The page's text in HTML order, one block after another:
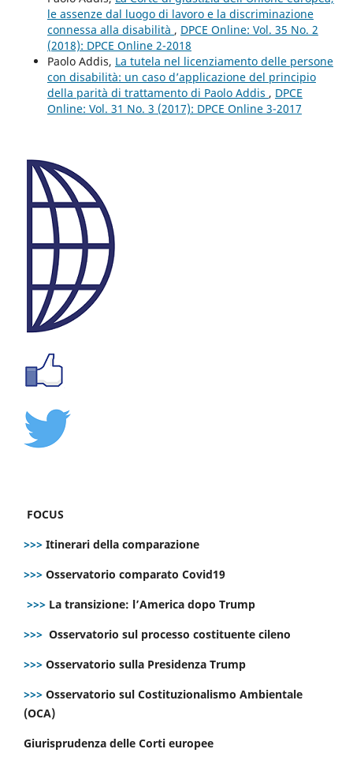
le assenze dal luogo di lavoro e la discriminazione
connessa alla disabilità , DPCE Online: Vol. 35 No. 2
(2018): DPCE Online 2-2018
Paolo Addis, La tutela nel licenziamento delle persone
con disabilità: un caso d’applicazione del principio
della parità di trattamento di Paolo Addis , DPCE
Online: Vol. 31 No. 3 (2017): DPCE Online 3-2017
FOCUS
>>> Itinerari della comparazione
>>> Osservatorio comparato Covid19
>>> La transizione: l’America dopo Trump
>>> Osservatorio sul processo costituente cileno
>>> Osservatorio sulla Presidenza Trump
>>> Osservatorio sul Costituzionalismo Ambientale
(OCA)
Giurisprudenza delle Corti europee